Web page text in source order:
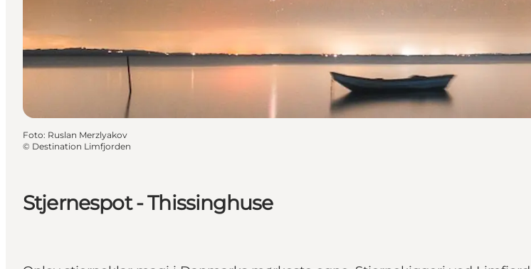
Stjernespot - Thissinghuse
Foto: Ruslan Merzlyakov
© Destination Limfjorden